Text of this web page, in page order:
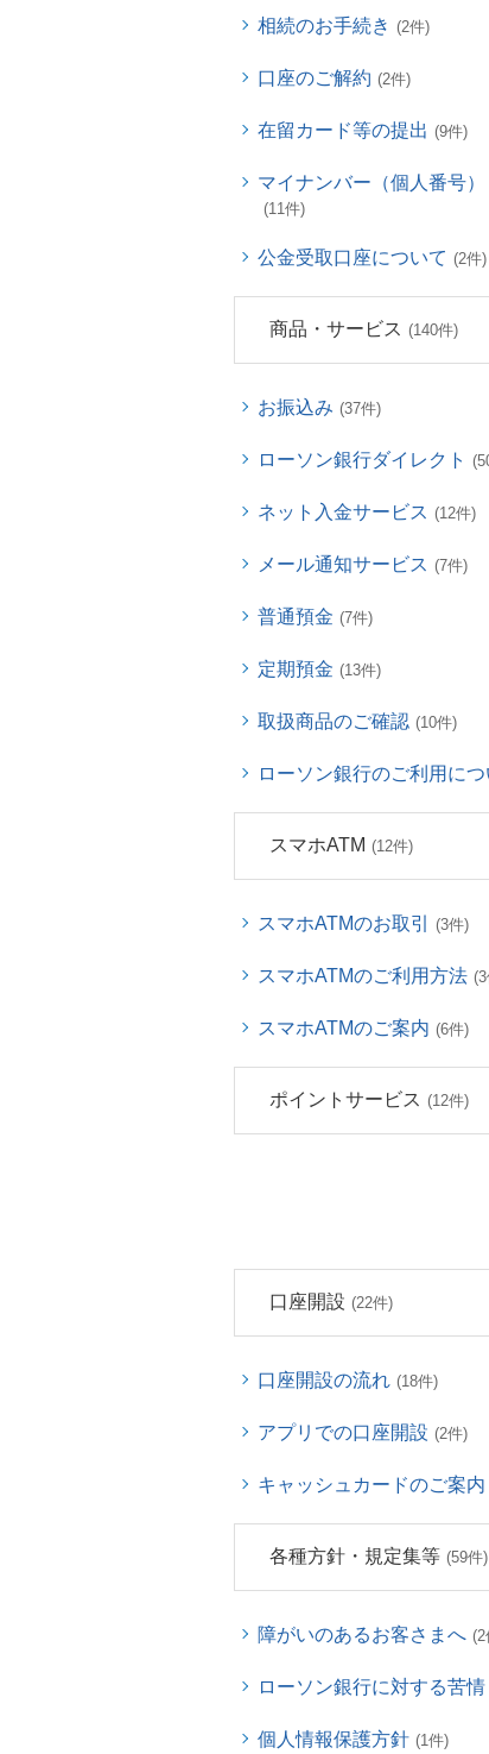
相続のお手続き (2件)
口座のご解約 (2件)
在留カード等の提出 (9件)
マイナンバー（個人番号
(11件)
公金受取口座について (2件)
商品・サービス (140件)
お振込み (37件)
ローソン銀行ダイレクト
ネット入金サービス (12件)
メール通知サービス (7件)
普通預金 (7件)
定期預金 (13件)
取扱商品のご確認 (10件)
ローソン銀行のご利用につ
スマホATM (12件)
スマホATMのお取引 (3件)
スマホATMのご利用方法
スマホATMのご案内 (6件)
ポイントサービス (12件)
口座開設 (22件)
口座開設の流れ (18件)
アプリでの口座開設 (2件)
キャッシュカードのご案内
各種方針・規定集等 (59件)
障がいのあるお客さまへ (2
ローソン銀行に対する苦
個人情報保護方針 (1件)